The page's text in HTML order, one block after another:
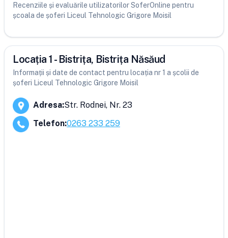
Recenziile și evaluările utilizatorilor SoferOnline pentru
școala de șoferi Liceul Tehnologic Grigore Moisil
Locația 1 - Bistrița, Bistrița Năsăud
Informații și date de contact pentru locația nr 1 a școlii de
șoferi Liceul Tehnologic Grigore Moisil
Adresa:Str. Rodnei, Nr. 23
Telefon:0263 233 259